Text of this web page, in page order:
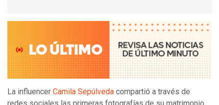
La influencer Camila Sepúlveda compartió a través de